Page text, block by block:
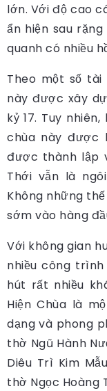
lớn. Với độ cao
ẩn hiện sau
quanh có nhiều
Theo một số tài
này được xây
kỷ 17. Tuy
chùa này được
được thành lập
Thới vẫn là
Không những
sớm vào hàng
Với không gian
nhiều công
hút rất nhiều
Hiện Chùa là
dạng và phong
thờ Ngũ Hành
Diêu Trì Kim
thờ Ngọc Hoàng